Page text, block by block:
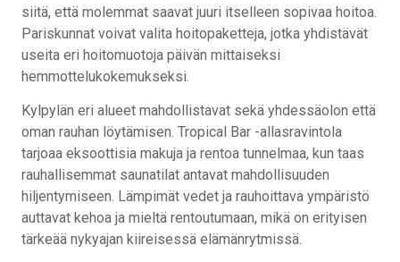
siitä, että molemmat saavat juuri itselleen sopivaa hoitoa.
Pariskunnat voivat valita hoitopaketteja, jotka yhdistävät
useita eri hoitomuotoja päivän mittaiseksi
hemmottelukokemukseksi.
Kylpylän eri alueet mahdollistavat sekä yhdessäolon että
oman rauhan löytämisen. Tropical Bar -allasravintola
tarjoaa eksoottisia makuja ja rentoa tunnelmaa, kun taas
rauhallisemmat saunatilat antavat mahdollisuuden
hiljentymiseen. Lämpimät vedet ja rauhoittava ympäristö
auttavat kehoa ja mieltä rentoutumaan, mikä on erityisen
tärkeää nykyajan kiireisessä elämänrytmissä.